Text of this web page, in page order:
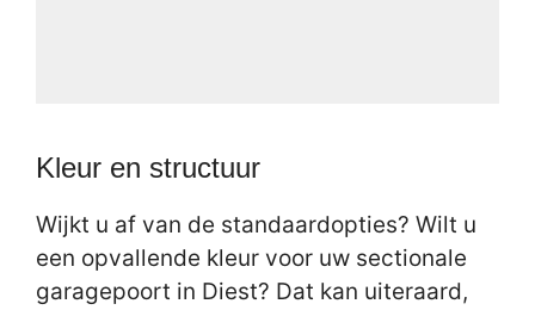
Kleur en structuur
Wijkt u af van de standaardopties? Wilt u
een opvallende kleur voor uw sectionale
garagepoort in Diest? Dat kan uiteraard,